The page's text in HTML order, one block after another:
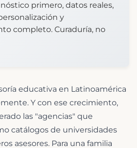
primero, datos reales,
y
completo. Curaduría, no
educativa en Latinoamérica
Y con ese crecimiento,
las "agencias" que
catálogos de universidades
asesores. Para una familia